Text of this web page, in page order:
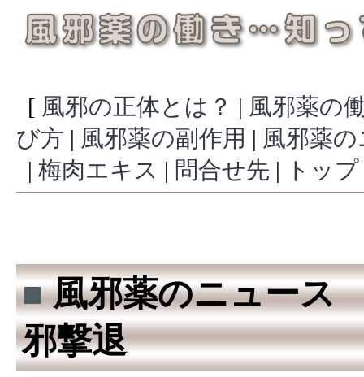
[ 風邪の正体とは？ | 風邪薬の
び方 | 風邪薬の副作用 | 風邪薬
| 梅肉エキス | 問合せ先 | トップ
■風邪薬のニュー
邪撃退